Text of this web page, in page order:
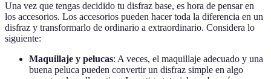
Una vez que tengas decidido tu disfraz base, es hora de pensar en
los accesorios. Los accesorios pueden hacer toda la diferencia en un
disfraz y transformarlo de ordinario a extraordinario. Considera lo
siguiente:
Maquillaje y pelucas: A veces, el maquillaje adecuado y una
buena peluca pueden convertir un disfraz simple en algo